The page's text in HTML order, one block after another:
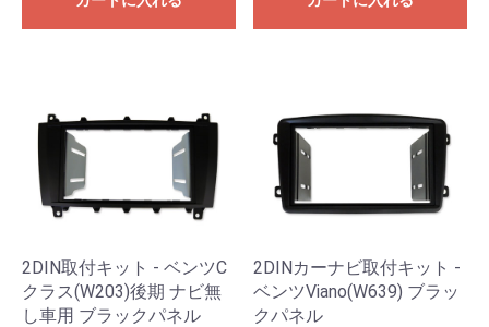
2DIN取付キット - ベンツC
クラス(W203)後期 ナビ無
し車用 ブラックパネル
2DINカーナビ取付キット -
ベンツViano(W639) ブラッ
クパネル